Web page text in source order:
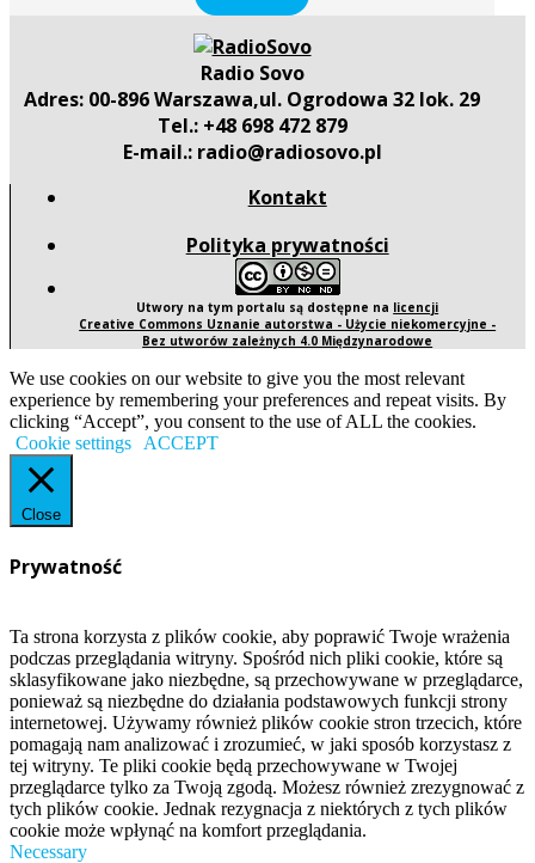
Radio Sovo
Adres: 00-896 Warszawa,ul. Ogrodowa 32 lok. 29
Tel.: +48 698 472 879
E-mail.: radio@radiosovo.pl
Kontakt
Polityka prywatności
Utwory na tym portalu są dostępne na licencji
Creative Commons Uznanie autorstwa - Użycie niekomercyjne -
Bez utworów zależnych 4.0 Międzynarodowe
We use cookies on our website to give you the most relevant
experience by remembering your preferences and repeat visits. By
clicking “Accept”, you consent to the use of ALL the cookies.
Cookie settings ACCEPT
Close
Prywatność
Ta strona korzysta z plików cookie, aby poprawić Twoje wrażenia
podczas przeglądania witryny. Spośród nich pliki cookie, które są
sklasyfikowane jako niezbędne, są przechowywane w przeglądarce,
ponieważ są niezbędne do działania podstawowych funkcji strony
internetowej. Używamy również plików cookie stron trzecich, które
pomagają nam analizować i zrozumieć, w jaki sposób korzystasz z
tej witryny. Te pliki cookie będą przechowywane w Twojej
przeglądarce tylko za Twoją zgodą. Możesz również zrezygnować z
tych plików cookie. Jednak rezygnacja z niektórych z tych plików
cookie może wpłynąć na komfort przeglądania.
Necessary